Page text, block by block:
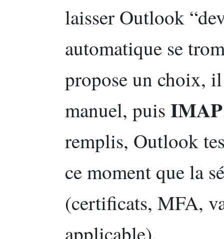
laisser Outlook
automatique se
propose un choix,
manuel, puis IMAP
remplis, Outlook
ce moment que la
(certificats, MFA,
applicable).